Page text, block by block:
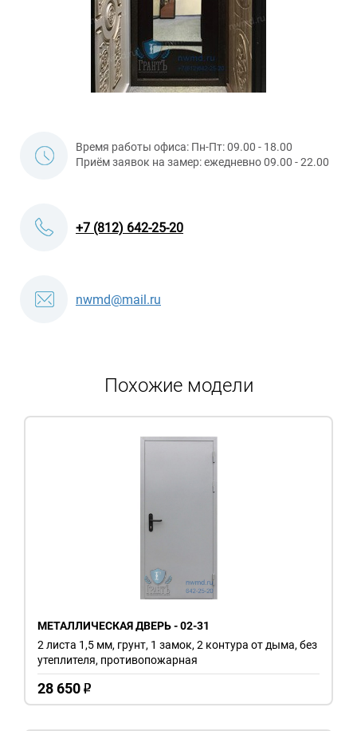
Время работы офиса: Пн-Пт: 09.00 - 18.00
Приём заявок на замер: ежедневно 09.00 - 22.00
+7 (812) 642-25-20
nwmd@mail.ru
Похожие модели
МЕТАЛЛИЧЕСКАЯ ДВЕРЬ - 02-31
28 650 o
2 листа 1,5 мм, грунт, 1 замок, 2 контура от дыма, без
утеплителя, противопожарная